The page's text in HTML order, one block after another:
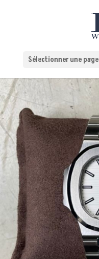
Sélectionner une page